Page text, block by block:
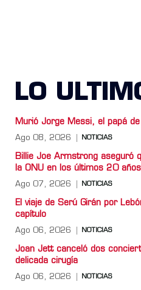
LO
Murió Jorge Messi, el papá
Ago 08, 2026 NOTICIAS
Billie Joe Armstrong aseguró
la ONU en los últimos 20
Ago 07, 2026 NOTICIAS
El viaje de Serú Girán por
capítulo
Ago 06, 2026 NOTICIAS
Joan Jett canceló dos
delicada cirugía
Ago 06, 2026 NOTICIAS